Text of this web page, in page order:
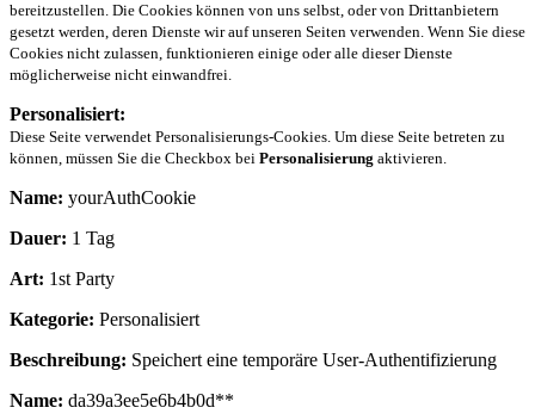
bereitzustellen. Die Cookies können von uns selbst, oder von Drittanbietern
gesetzt werden, deren Dienste wir auf unseren Seiten verwenden. Wenn Sie diese
Cookies nicht zulassen, funktionieren einige oder alle dieser Dienste
möglicherweise nicht einwandfrei.
Personalisiert:
Diese Seite verwendet Personalisierungs-Cookies. Um diese Seite betreten zu
können, müssen Sie die Checkbox bei Personalisierung aktivieren.
Name: yourAuthCookie
Dauer: 1 Tag
Art: 1st Party
Kategorie: Personalisiert
Beschreibung: Speichert eine temporäre User-Authentifizierung
Name: da39a3ee5e6b4b0d**